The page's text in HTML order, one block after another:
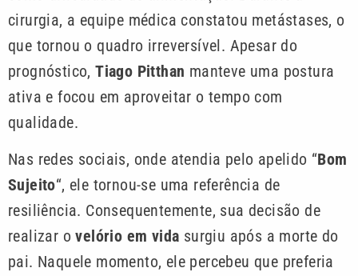
cirurgia, a equipe médica constatou metástases, o
que tornou o quadro irreversível. Apesar do
prognóstico,Tiago Pitthan manteve uma postura
ativa e focou em aproveitar o tempo com
qualidade.
Nas redes sociais, onde atendia pelo apelido “Bom
Sujeito“, ele tornou-se uma referência de
resiliência. Consequentemente, sua decisão de
realizar ovelório em vida surgiu após a morte do
pai. Naquele momento, ele percebeu que preferia